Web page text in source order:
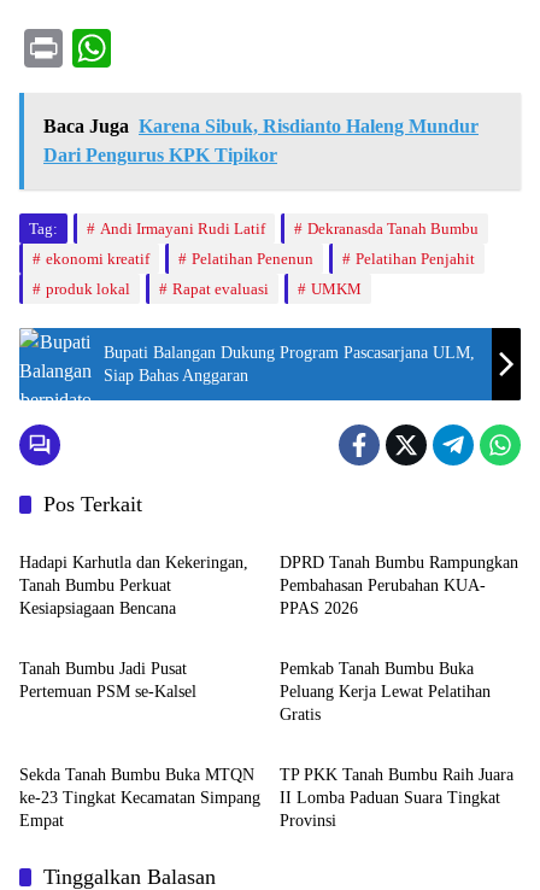
Pr
t
ts
A
pp
Baca Juga Karena Sibuk, Risdianto Haleng Mundur
Dari Pengurus KPK Tipikor
Tag: Andi Irmayani Rudi Latif
Dekranasda Tanah Bumbu
ekonomi kreatif
Pelatihan Penenun
Pelatihan Penjahit
produk lokal
Rapat evaluasi UMKM
Bupati Balangan Dukung Program Pascasarjana ULM,
Siap Bahas Anggaran
Pos Terkait
Tanah Bumbu
Hadapi Karhutla dan Kekeringan,
Tanah Bumbu Perkuat
Kesiapsiagaan Bencana
DPRD Tanah Bumbu Rampungkan
Pembahasan Perubahan KUA-
PPAS 2026
Tanah Bumbu
Tanah Bumbu Jadi Pusat
Pertemuan PSM se-Kalsel
Tanah Bumbu
Pemkab Tanah Bumbu Buka
Peluang Kerja Lewat Pelatihan
Gratis
Sekda Tanah Bumbu Buka MTQN
ke-23 Tingkat Kecamatan Simpang
Empat
Tanah Bumbu
TP PKK Tanah Bumbu Raih Juara
II Lomba Paduan Suara Tingkat
Provinsi
Tinggalkan Balasan